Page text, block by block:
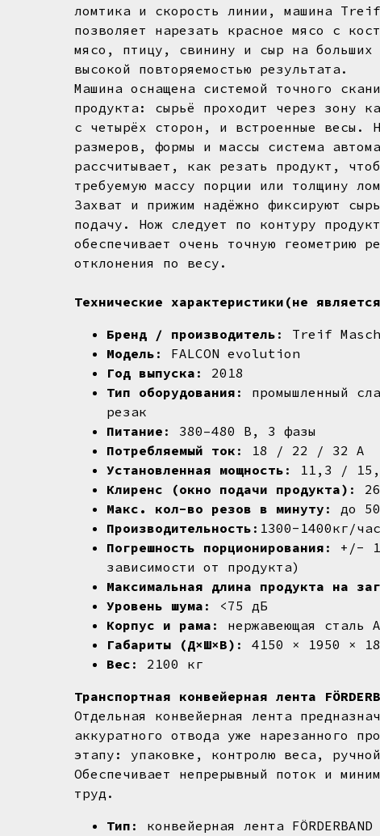
ломтика и скорость линии, машина
позволяет нарезать красное мясо с
мясо, птицу, свинину и сыр на больших
высокой повторяемостью результата.
Машина оснащена системой точного
продукта: сырьё проходит через зону
с четырёх сторон, и встроенные весы.
размеров, формы и массы система
рассчитывает, как резать продукт,
требуемую массу порции или толщину
Захват и прижим надёжно фиксируют
подачу. Нож следует по контуру
обеспечивает очень точную геометрию
отклонения по весу.
Технические характеристики(не
Бренд / производитель : Treif
Модель : FALCON evolution
Год выпуска : 2018
Тип оборудования : промышленный
резак
Питание : 380–480 В, 3 фазы
Потребляемый ток : 18 / 22 / 32 А
Установленная мощность : 11,3 /
Клиренс (окно подачи продукта) :
Макс. кол-во резов в минуту : до
Производительность :1300-1400кг/час
Погрешность порционирования : +/-
зависимости от продукта)
Максимальная длина продукта на
Уровень шума : <75 дБ
Корпус и рама : нержавеющая сталь
Габариты (Д×Ш×В) : 4150 × 1950 ×
Вес : 2100 кг
Транспортная конвейерная лента
Отдельная конвейерная лента
аккуратного отвода уже нарезанного
этапу: упаковке, контролю веса,
Обеспечивает непрерывный поток и
труд.
Тип : конвейерная лента FÖRDERBAND